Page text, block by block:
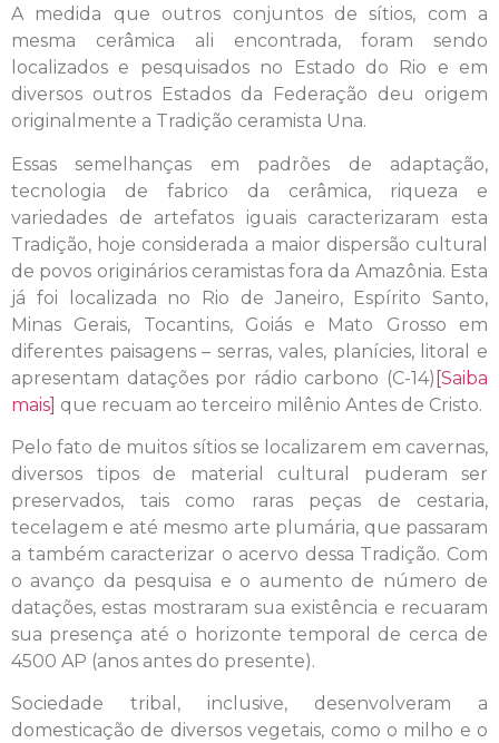
A medida que outros conjuntos de sítios, com a
mesma cerâmica ali encontrada, foram sendo
localizados e pesquisados no Estado do Rio e em
diversos outros Estados da Federação deu origem
originalmente a Tradição ceramista Una.
Essas semelhanças em padrões de adaptação,
tecnologia de fabrico da cerâmica, riqueza e
variedades de artefatos iguais caracterizaram esta
Tradição, hoje considerada a maior dispersão cultural
de povos originários ceramistas fora da Amazônia. Esta
já foi localizada no Rio de Janeiro, Espírito Santo,
Minas Gerais, Tocantins, Goiás e Mato Grosso em
diferentes paisagens – serras, vales, planícies, litoral e
apresentam datações por rádio carbono (C-14) [Saiba
mais] que recuam ao terceiro milênio Antes de Cristo.
Pelo fato de muitos sítios se localizarem em cavernas,
diversos tipos de material cultural puderam ser
preservados, tais como raras peças de cestaria,
tecelagem e até mesmo arte plumária, que passaram
a também caracterizar o acervo dessa Tradição. Com
o avanço da pesquisa e o aumento de número de
datações, estas mostraram sua existência e recuaram
sua presença até o horizonte temporal de cerca de
4500 AP (anos antes do presente).
Sociedade tribal, inclusive, desenvolveram a
domesticação de diversos vegetais, como o milho e o